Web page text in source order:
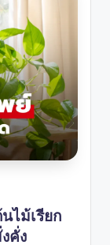
ไม้เรียก
คั่ง